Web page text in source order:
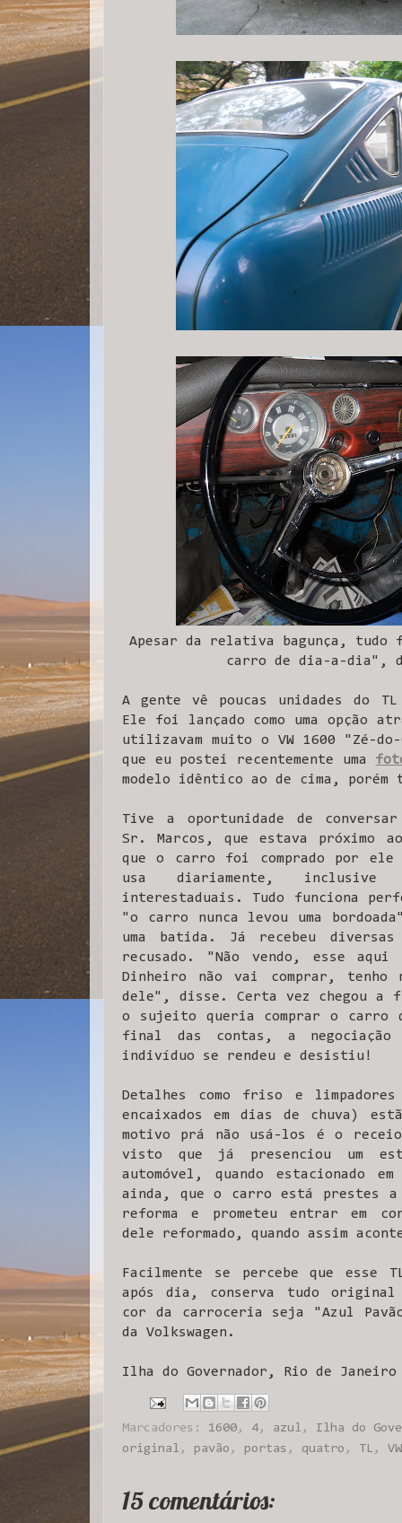
Apesar da relativa bagunça,
carro de dia-a-dia",
A gente vê poucas unidades do
Ele foi lançado como uma opção
utilizavam muito o VW 1600 "Zé-
que eu postei recentemente uma
modelo idêntico ao de cima,
Tive a oportunidade de
Sr. Marcos, que estava próximo
que o carro foi comprado por
usa diariamente,
interestaduais. Tudo funciona
"o carro nunca levou uma
uma batida. Já recebeu
recusado. "Não vendo, esse
Dinheiro não vai comprar,
dele", disse. Certa vez chegou a
o sujeito queria comprar o carro
final das contas, a negociação
indivíduo se rendeu e desistiu!
Detalhes como friso e
encaixados em dias de chuva)
motivo prá não usá-los é o
visto que já presenciou um
automóvel, quando estacionado
ainda, que o carro está prestes a
reforma e prometeu entrar em
dele reformado, quando assim
Facilmente se percebe que esse
após dia, conserva tudo
cor da carroceria seja "Azul
da Volkswagen.
Ilha do Governador, Rio de
Marcadores: 1600 , 4 , azul , Ilha do
original , pavão , portas , quatro , TL , VW
15 comentários: